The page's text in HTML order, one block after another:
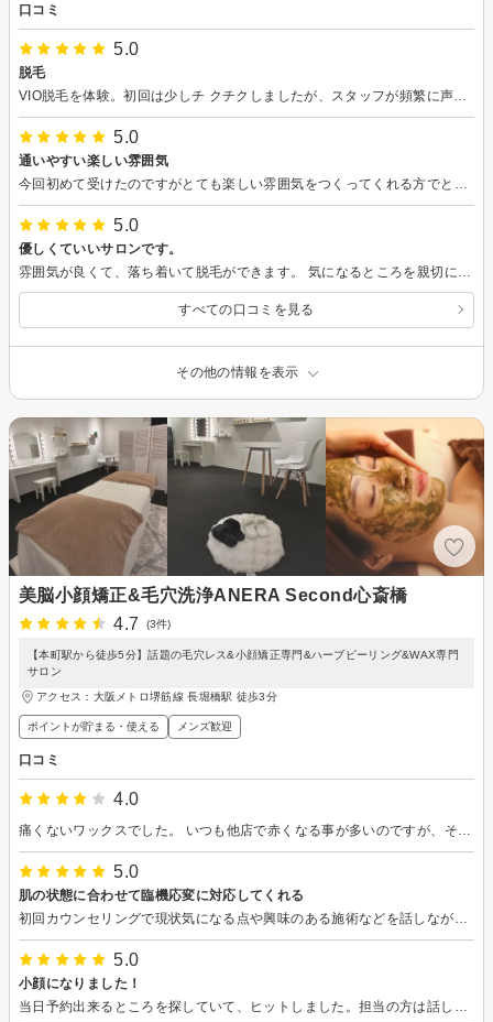
口コミ
5.0
脱毛
5.0
通いやすい楽しい雰囲気
5.0
優しくていいサロンです。
すべての口コミを見る
その他の情報を表示
美脳小顔矯正&毛穴洗浄ANERA Second心斎橋
4.7
(3件)
【本町駅から徒歩5分】話題の毛穴レス&小顔矯正専門&ハーブピーリング&WAX専門
サロン
アクセス：大阪メトロ堺筋線 長堀橋駅 徒歩3分
ポイントが貯まる・使える メンズ歓迎
口コミ
4.0
5.0
肌の状態に合わせて臨機応変に対応してくれる
5.0
小顔になりました！